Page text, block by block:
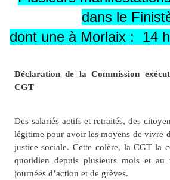
dans le
dont une à Morlaix : 14
Déclaration de la Commission
CGT
Des salariés actifs et retraités, des
légitime pour avoir les moyens de vivre
justice sociale. Cette colère, la CGT la
quotidien depuis plusieurs mois et au
journées d’action et de grèves.